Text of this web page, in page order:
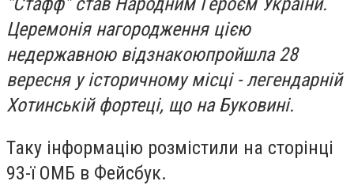
Церемонія нагородження цією
недержавною відзнакоюпройшла 28
вересня у історичному місці - легендарній
Хотинській фортеці, що на Буковині.
Таку інформацію розмістили на сторінці
93-ї ОМБ в Фейсбук.